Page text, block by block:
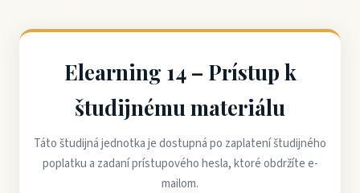
Elearning 14 – Prístup k
študijnému materiálu
Táto študijná jednotka je dostupná po zaplatení študijného
poplatku a zadaní prístupového hesla, ktoré obdržíte e-
mailom.